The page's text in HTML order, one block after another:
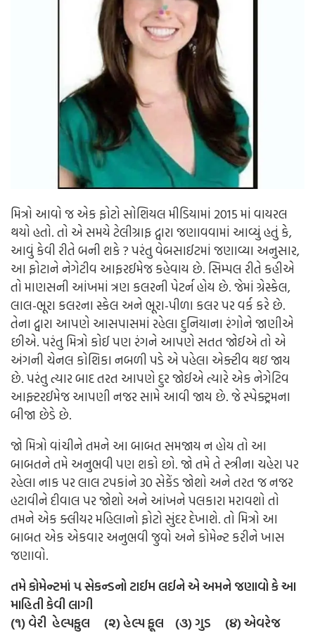
મિત્રો આવો જ એક ફોટો સોશિયલ મીડિયામાં 2015 માં વાયરલ
થયો હતો. તો એ સમયે ટેલીગ્રાફ દ્વારા જણાવવામાં આવ્યું હતું કે,
આવું કેવી રીતે બની શકે ? પરંતુ વેબસાઈટમાં જણાવ્યા અનુસાર,
આ ફોટાને નેગેટીવ આફરઈમેજ કહેવાય છે. સિમ્પલ રીતે કહીએ
તો માણસની આંખમાં ત્રણ કલરની પેટર્ન હોય છે. જેમાં ગ્રેસ્કેલ,
લાલ-ભૂરા કલરના સ્કેલ અને ભૂરા-પીળા કલર પર વર્ક કરે છે.
તેના દ્વારા આપણે આસપાસમાં રહેલા દુનિયાના રંગોને જાણીએ
છીએ. પરંતુ મિત્રો કોઈ પણ રંગને આપણે સતત જોઈએ તો એ
અંગની ચેનલ કોશિકા નબળી પડે એ પહેલા એક્ટીવ થઇ જાય
છે. પરંતુ ત્યાર બાદ તરત આપણે દુર જોઈએ ત્યારે એક નેગેટિવ
આફ્ટરઈમેજ આપણી નજર સામે આવી જાય છે. જે સ્પેક્ટ્રમના
બીજા છેડે છે.
જો મિત્રો વાંચીને તમને આ બાબત સમજાય ન હોય તો આ
બાબતને તમે અનુભવી પણ શકો છો. જો તમે તે સ્ત્રીના ચહેરા પર
રહેલા નાક પર લાલ ટપકાંને 30 સેકેંડ જોશો અને તરત જ નજર
હટાવીને દીવાલ પર જોશો અને આંખને પલકારા મરાવશો તો
તમને એક ક્લીયર મહિલાનો ફોટો સુંદર દેખાશે. તો મિત્રો આ
બાબત એક એકવાર અનુભવી જુવો અને કોમેન્ટ કરીને ખાસ
જણાવો.
તમે કોમેન્ટમાં ૫ સેકન્ડનો ટાઈમ લઈને એ અમને જણાવો કે આ
માહિતી કેવી લાગી
(૧) વેરી હેલ્પફુલ (૨) હેલ્પ ફૂલ (૩) ગુડ (૪) એવરેજ